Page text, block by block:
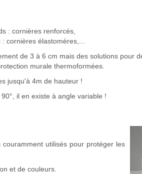
: cornières renforcés,
cornières élastomères,...
de 3 à 6 cm mais des solutions pour
murale thermoformées.
jusqu'à 4m de hauteur !
il en existe à angle variable !
utilisés pour protéger les
et de couleurs.